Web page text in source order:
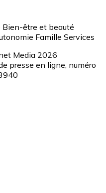
Bien-être et beauté
Famille Services
Media 2026
presse en ligne, numéro